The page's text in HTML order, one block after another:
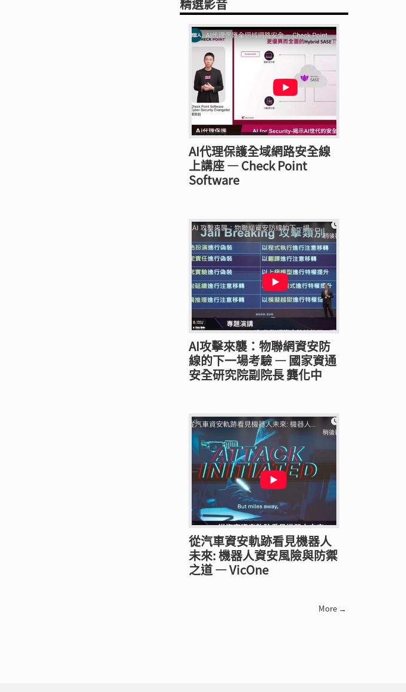
精選影音
AI代理保護全域網路安全線
上講座 — Check Point
Software
AI攻擊來襲：物聯網資安防
線的下一場考驗 — 國家資通
安全研究院副院長 龔化中
從汽車資安軌跡看見機器人
未來: 機器人資安風險與防禦
之道 — VicOne
More →